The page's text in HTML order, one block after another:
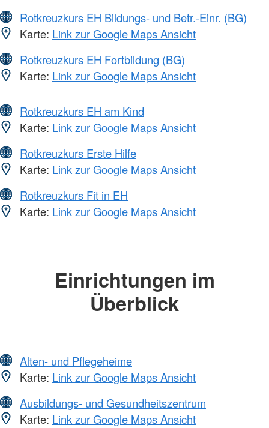
Rotkreuzkurs EH Bildungs- und Betr.-Einr. (BG)
Karte: Link zur Google Maps Ansicht
Rotkreuzkurs EH Fortbildung (BG)
Karte: Link zur Google Maps Ansicht
Rotkreuzkurs EH am Kind
Karte: Link zur Google Maps Ansicht
Rotkreuzkurs Erste Hilfe
Karte: Link zur Google Maps Ansicht
Rotkreuzkurs Fit in EH
Karte: Link zur Google Maps Ansicht
Einrichtungen im
Überblick
Alten- und Pflegeheime
Karte: Link zur Google Maps Ansicht
Ausbildungs- und Gesundheitszentrum
Karte: Link zur Google Maps Ansicht